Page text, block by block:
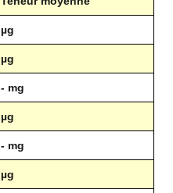
µg
µg
- mg
µg
- mg
µg